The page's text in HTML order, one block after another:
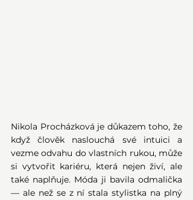
Nikola Procházková je důkazem toho, že
když člověk naslouchá své intuici a
vezme odvahu do vlastních rukou, může
si vytvořit kariéru, která nejen živí, ale
také naplňuje. Móda ji bavila odmalička
— ale než se z ní stala stylistka na plný